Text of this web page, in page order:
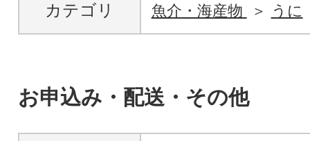
カテゴリ 魚介・海産物 うに
お申込み・配送・その他